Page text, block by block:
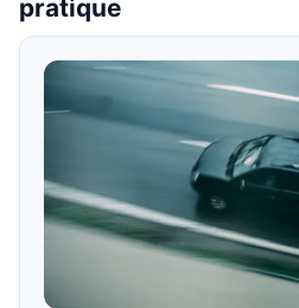
pratique